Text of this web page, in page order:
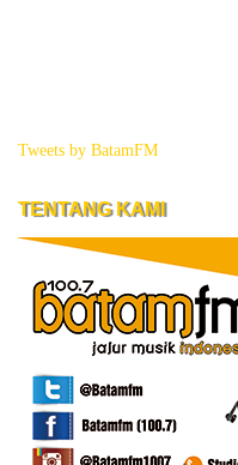
Tweets by BatamFM
TENTANG KAMI